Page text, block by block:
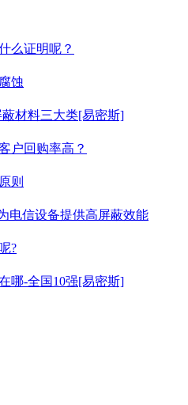
么证明呢？
蚀
材料三大类[易密斯]
户回购率高？
则
电信设备提供高屏蔽效能
?
哪-全国10强[易密斯]